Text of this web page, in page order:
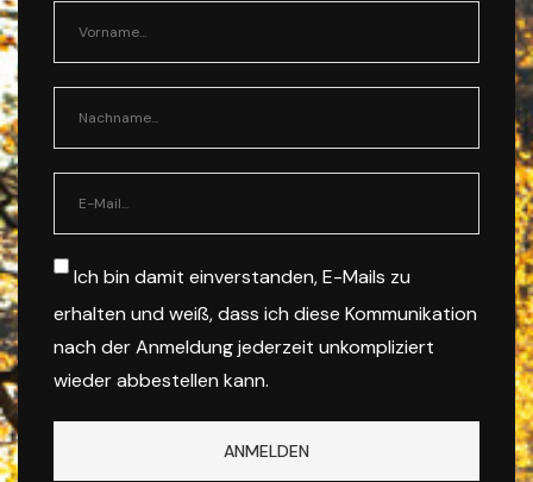
Ich bin damit einverstanden, E-Mails zu
erhalten und weiß, dass ich diese Kommunikation
nach der Anmeldung jederzeit unkompliziert
wieder abbestellen kann.